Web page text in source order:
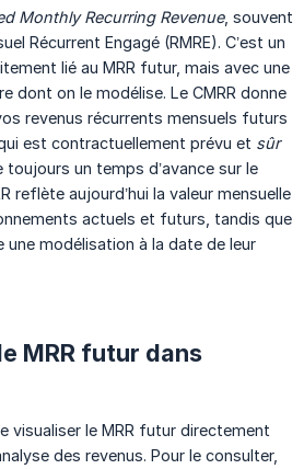
Monthly Recurring Revenue, souvent
Récurrent Engagé (RMRE). C’est un
lié au MRR futur, mais avec une
dont on le modélise. Le CMRR donne
revenus récurrents mensuels futurs
est contractuellement prévu et sûr
toujours un temps d’avance sur le
reflète aujourd’hui la valeur mensuelle
actuels et futurs, tandis que
une modélisation à la date de leur
MRR futur dans
visualiser le MRR futur directement
des revenus. Pour le consulter,